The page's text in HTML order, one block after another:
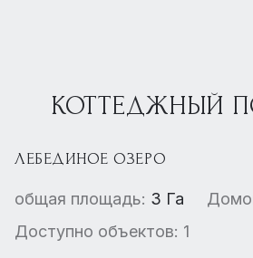
КОТТЕДЖНЫЙ
ЛЕБЕДИНОЕ ОЗЕРО
общая площадь: 3 Га
Доступно объектов: 1